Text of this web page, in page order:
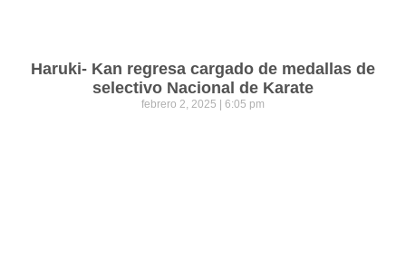
Haruki- Kan regresa cargado de medallas de
selectivo Nacional de Karate
febrero 2, 2025 6:05 pm